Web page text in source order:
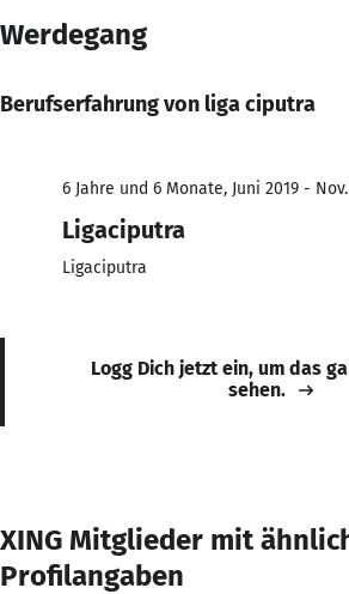
Werdegang
Berufserfahrung von liga ciputra
6 Jahre und 6 Monate, Juni 2019 -
Ligaciputra
Ligaciputra
Logg Dich jetzt ein, um das
sehen.
XING Mitglieder mit
Profilangaben